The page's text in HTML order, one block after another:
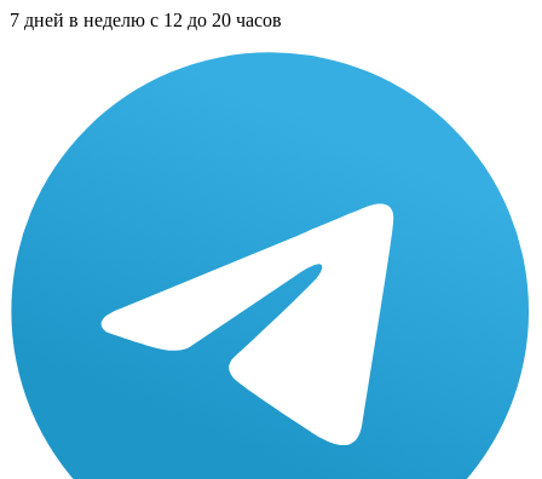
7 дней в неделю с 12 до 20 часов